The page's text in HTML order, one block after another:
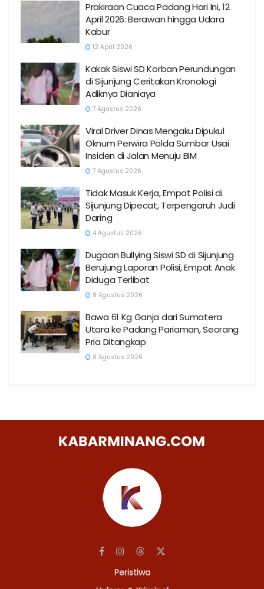
Prakiraan Cuaca Padang Hari Ini, 12
April 2026: Berawan hingga Udara
Kabur
12 April 2026
Kakak Siswi SD Korban Perundungan
di Sijunjung Ceritakan Kronologi
Adiknya Dianiaya
7 Agustus 2026
Viral Driver Dinas Mengaku Dipukul
Oknum Perwira Polda Sumbar Usai
Insiden di Jalan Menuju BIM
7 Agustus 2026
Tidak Masuk Kerja, Empat Polisi di
Sijunjung Dipecat, Terpengaruh Judi
Daring
4 Agustus 2026
Dugaan Bullying Siswi SD di Sijunjung
Berujung Laporan Polisi, Empat Anak
Diduga Terlibat
8 Agustus 2026
Bawa 61 Kg Ganja dari Sumatera
Utara ke Padang Pariaman, Seorang
Pria Ditangkap
8 Agustus 2026
Peristiwa